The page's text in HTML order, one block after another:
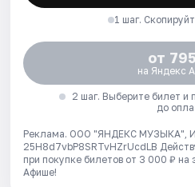
1 шаг.
от
на Яндекс
2 шаг. Выберите билет и
до
Реклама. ООО "ЯНДЕКС МУЗЫКА",
25H8d7vbP8SRTvHZrUcdLB
при покупке билетов от 3 000 ₽ на
Афише!